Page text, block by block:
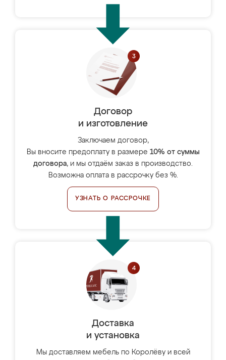
Договор
и изготовление
Заключаем договор,
Вы вносите предоплату в размере 10% от суммы
договора, и мы отдаём заказ в производство.
Возможна оплата в рассрочку без %.
УЗНАТЬ О РАССРОЧКЕ
Доставка
и установка
Мы доставляем мебель по Королёву и всей